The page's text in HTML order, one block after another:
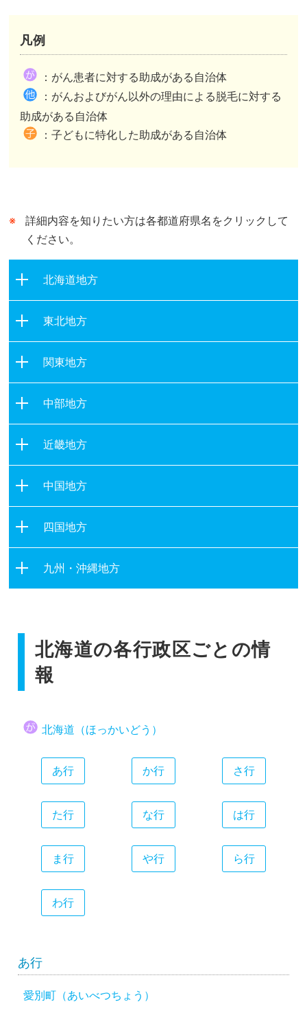
都道府県内市区町村が助成を行いその情報を都道府県がまとめたケースがあります。
市区町村独自の助成がある自治体は、自治体公式ホームページの助成事業ページまたは概要が記されたページへリンクしています。
市区町村独自の助成がない自治体は、自治体公式ホームページのトップページへリンクしています。
都道府県が行う助成との併用可、不可は市区町村によって異なります。
凡例
：がん患者に対する助成がある自治体
：がんおよびがん以外の理由による脱毛に対する
助成がある自治体
：子どもに特化した助成がある自治体
詳細内容を知りたい方は各都道府県名をクリックして
ください。
北海道地方
東北地方
宮城県
秋田県
山形県
福島県
関東地方
群馬県
埼玉県
千葉県
東京都
神奈川県
中部地方
石川県
福井県
山梨県
長野県
岐阜県
三重県
近畿地方
大阪府
兵庫県
奈良県
和歌山県
中国地方
岡山県
広島県
四国地方
九州・沖縄地方
長崎県
熊本県
鹿児島県
沖縄県
北海道の各行政区ごとの情
報
北海道（ほっかいどう）
あ行 か行 さ行
た行 な行 は行
ま行 や行 ら行
わ行
あ行
愛別町（あいべつちょう）